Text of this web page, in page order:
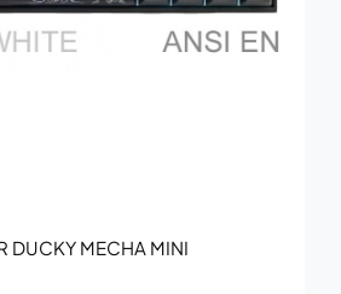
DUCKY MECHA MINI